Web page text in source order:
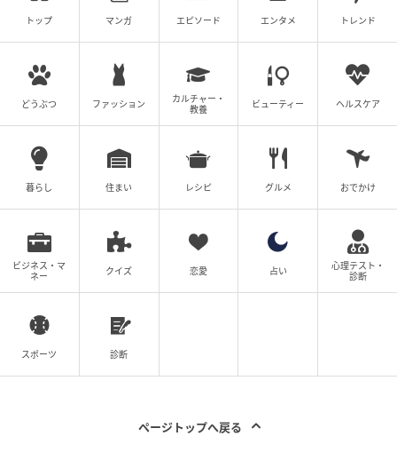
トップ マンガ エピソード エンタメ トレンド
どうぶつ ファッション
カルチャー・
教養
ビューティー ヘルスケア
暮らし 住まい レシピ グルメ おでかけ
ビジネス・マ
ネー
クイズ 恋愛 占い
心理テスト・
診断
スポーツ 診断
ページトップへ戻る